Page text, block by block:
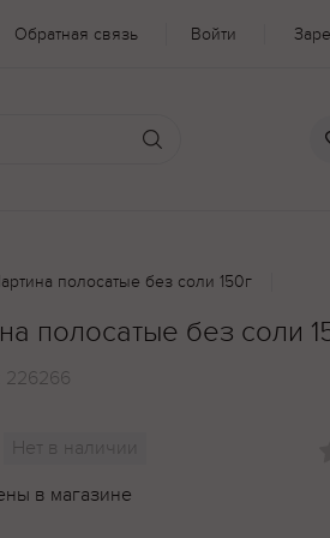
Обратная связь Войти
полосатые без соли 150г
полосатые без соли
226266
Нет в наличии
в магазине